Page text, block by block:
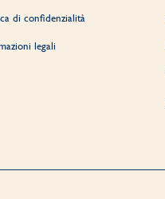
di confidenzialità
legali